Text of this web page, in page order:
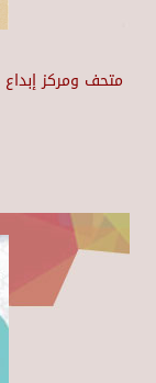
متحف ومركز إبداع نجيب محفوظ ١١٤